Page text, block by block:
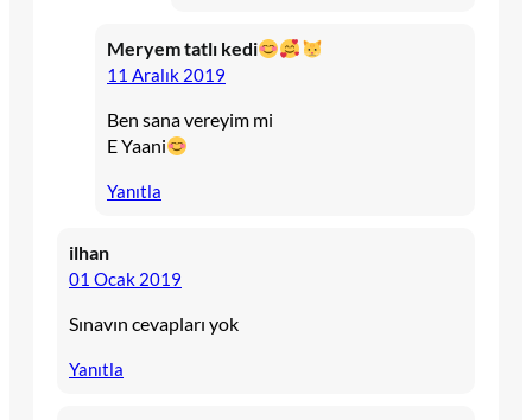
Meryem tatlı kedi
11 Aralık 2019
Ben sana vereyim mi
E Yaani
Yanıtla
ilhan
01 Ocak 2019
Sınavın cevapları yok
Yanıtla